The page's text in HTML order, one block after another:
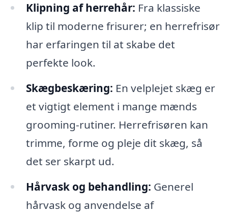
Klipning af herrehår: Fra klassiske
klip til moderne frisurer; en herrefrisør
har erfaringen til at skabe det
perfekte look.
Skægbeskæring: En velplejet skæg er
et vigtigt element i mange mænds
grooming-rutiner. Herrefrisøren kan
trimme, forme og pleje dit skæg, så
det ser skarpt ud.
Hårvask og behandling: Generel
hårvask og anvendelse af